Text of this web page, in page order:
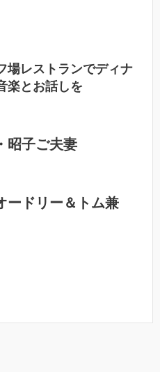
場レストランでディナ
楽とお話しを
昭子ご夫妻
ードリー＆トム兼